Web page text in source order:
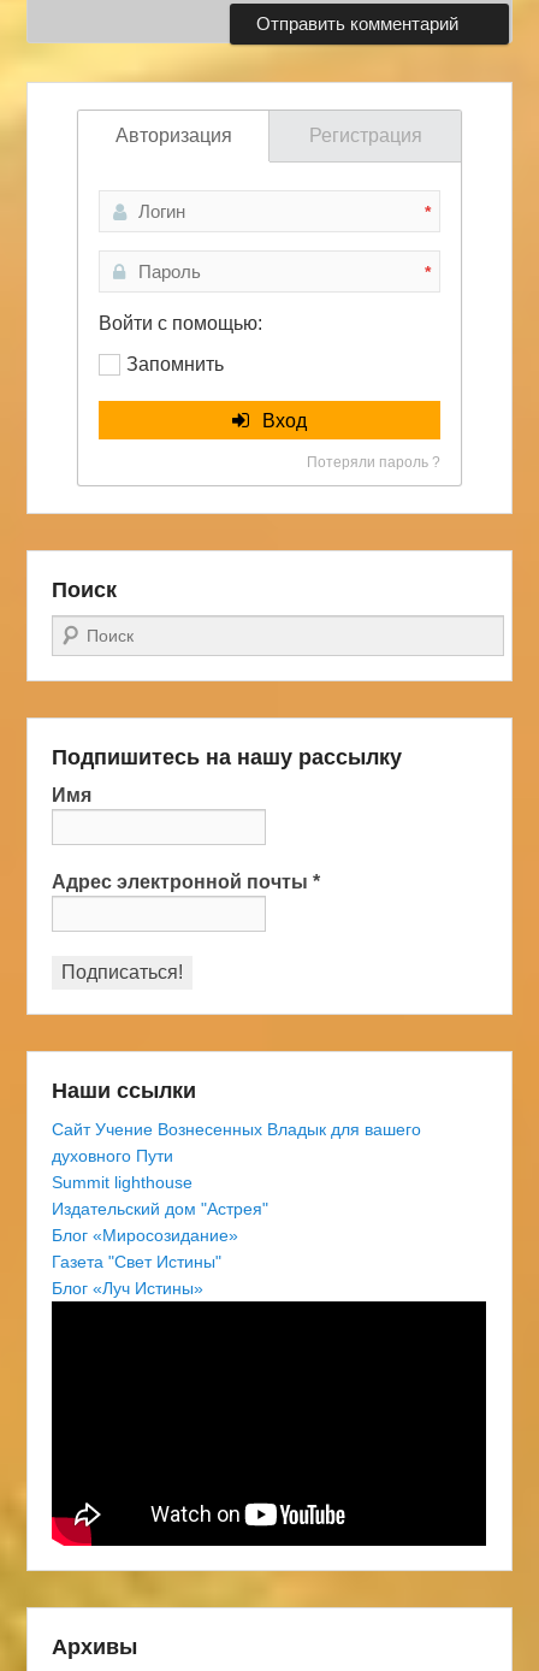
Авторизация Регистрация
*
*
Войти с помощью:
Запомнить
Вход
Потеряли пароль ?
Поиск
Поиск
Подпишитесь на нашу рассылку
Имя
Адрес электронной почты*
Наши ссылки
Сайт Учение Вознесенных Владык для вашего
духовного Пути
Summit lighthouse
Издательский дом "Астрея"
Блог «Миросозидание»
Газета "Свет Истины"
Блог «Луч Истины»
Архивы